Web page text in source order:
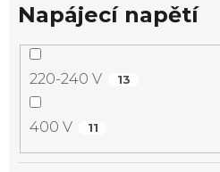
Napájecí napětí
220-240 V 13
400 V 11